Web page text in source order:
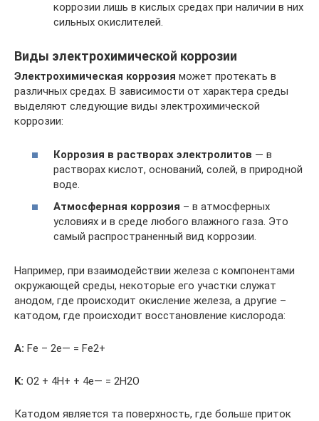
коррозии лишь в кислых средах при наличии в них
сильных окислителей.
Виды электрохимической коррозии
Электрохимическая коррозия может протекать в
различных средах. В зависимости от характера среды
выделяют следующие виды электрохимической
коррозии:
Коррозия в растворах электролитов — в
растворах кислот, оснований, солей, в природной
воде.
Атмосферная коррозия – в атмосферных
условиях и в среде любого влажного газа. Это
самый распространенный вид коррозии.
Например, при взаимодействии железа с компонентами
окружающей среды, некоторые его участки служат
анодом, где происходит окисление железа, а другие –
катодом, где происходит восстановление кислорода:
А: Fe – 2e— = Fe2+
K: O2 + 4H+ + 4e— = 2H2O
Катодом является та поверхность, где больше приток